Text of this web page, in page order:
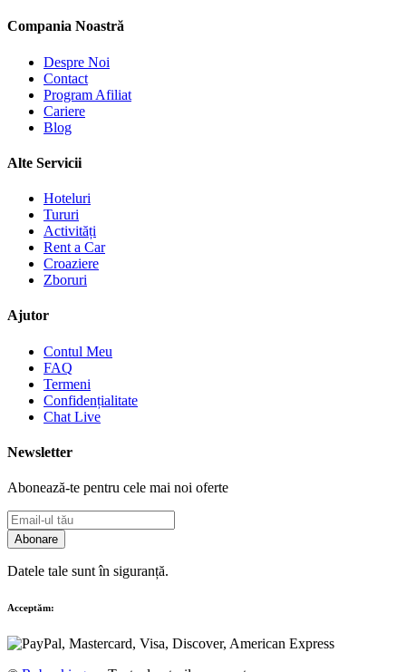
Compania Noastră
Despre Noi
Contact
Program Afiliat
Cariere
Blog
Alte Servicii
Hoteluri
Tururi
Activități
Rent a Car
Croaziere
Zboruri
Ajutor
Contul Meu
FAQ
Termeni
Confidențialitate
Chat Live
Newsletter
Abonează-te pentru cele mai noi oferte
Abonare
Datele tale sunt în siguranță.
Acceptăm: